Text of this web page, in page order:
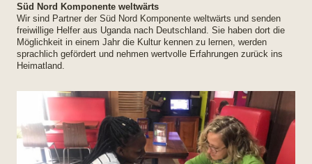
Süd Nord Komponente weltwärts
Wir sind Partner der Süd Nord Komponente weltwärts und senden
freiwillige Helfer aus Uganda nach Deutschland. Sie haben dort die
Möglichkeit in einem Jahr die Kultur kennen zu lernen, werden
sprachlich gefördert und nehmen wertvolle Erfahrungen zurück ins
Heimatland.